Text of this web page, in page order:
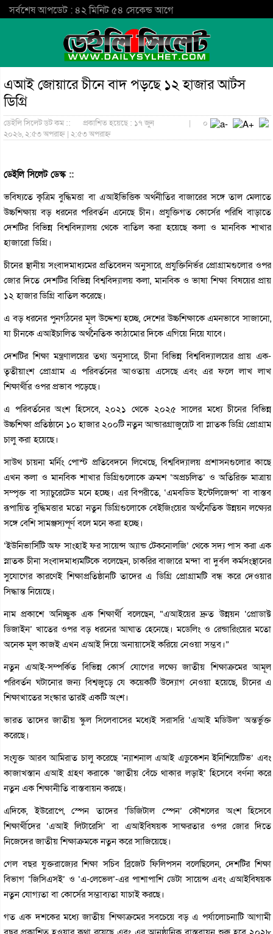
সর্বশেষ আপডেট : ৪২ মিনিট ৫৪ সেকেন্ড আগে
এআই জোয়ারে চীনে বাদ পড়ছে ১২ হাজার আর্টস
ডিগ্রি
ডেইলি সিলেট ডট কম ::
প্রকাশিত হয়েছে : ১৭ জুন
২০২৬, ২:৫৩ অপরাহ্ন | ২:৫৩ অপরাহ্ন
| ০
ডেইলি সিলেট ডেস্ক ::
ভবিষ্যতে কৃত্রিম বুদ্ধিমত্তা বা এআইভিত্তিক অর্থনীতির বাজারের সঙ্গে তাল মেলাতে
উচ্চশিক্ষায় বড় ধরনের পরিবর্তন এনেছে চীন। প্রযুক্তিগত কোর্সের পরিধি বাড়াতে
দেশটির বিভিন্ন বিশ্ববিদ্যালয় থেকে বাতিল করা হয়েছে কলা ও মানবিক শাখার
হাজারো ডিগ্রি।
চীনের স্থানীয় সংবাদমাধ্যমের প্রতিবেদন অনুসারে, প্রযুক্তিনির্ভর প্রোগ্রামগুলোর ওপর
জোর দিতে দেশটির বিভিন্ন বিশ্ববিদ্যালয় কলা, মানবিক ও ভাষা শিক্ষা বিষয়ের প্রায়
১২ হাজার ডিগ্রি বাতিল করেছে।
এ বড় ধরনের পুনর্গঠনের মূল উদ্দেশ্য হচ্ছে, দেশের উচ্চশিক্ষাকে এমনভাবে সাজানো,
যা চীনকে এআইচালিত অর্থনৈতিক কাঠামোর দিকে এগিয়ে নিয়ে যাবে।
দেশটির শিক্ষা মন্ত্রণালয়ের তথ্য অনুসারে, চীনা বিভিন্ন বিশ্ববিদ্যালয়ের প্রায় এক-
তৃতীয়াংশ প্রোগ্রাম এ পরিবর্তনের আওতায় এসেছে এবং এর ফলে লাখ লাখ
শিক্ষার্থীর ওপর প্রভাব পড়েছে।
এ পরিবর্তনের অংশ হিসেবে, ২০২১ থেকে ২০২৫ সালের মধ্যে চীনের বিভিন্ন
উচ্চশিক্ষা প্রতিষ্ঠানে ১০ হাজার ২০০টি নতুন আন্ডারগ্রাজুয়েট বা স্নাতক ডিগ্রি প্রোগ্রাম
চালু করা হয়েছে।
সাউথ চায়না মর্নিং পোস্ট প্রতিবেদনে লিখেছে, বিশ্ববিদ্যালয় প্রশাসনগুলোর কাছে
এখন কলা ও মানবিক শাখার ডিগ্রিগুলোকে ক্রমশ ‘অপ্রচলিত’ ও অতিরিক্ত মাত্রায়
সম্পৃক্ত বা স্যাচুরেটেড মনে হচ্ছে। এর বিপরীতে, ‘এমবডিড ইন্টেলিজেন্স’ বা বাস্তব
রূপায়িত বুদ্ধিমত্তার মতো নতুন ডিগ্রিগুলোকে বেইজিংয়ের অর্থনৈতিক উন্নয়ন লক্ষ্যের
সঙ্গে বেশি সামঞ্জস্যপূর্ণ বলে মনে করা হচ্ছে।
‘ইউনিভার্সিটি অফ সাংহাই ফর সায়েন্স অ্যান্ড টেকনোলজি’ থেকে সদ্য পাস করা এক
স্নাতক চীনা সংবাদমাধ্যমটিকে বলেছেন, চাকরির বাজারে মন্দা বা দুর্বল কর্মসংস্থানের
সুযোগের কারণেই শিক্ষাপ্রতিষ্ঠানটি তাদের এ ডিগ্রি প্রোগ্রামটি বন্ধ করে দেওয়ার
সিদ্ধান্ত নিয়েছে।
নাম প্রকাশে অনিচ্ছুক এক শিক্ষার্থী বলেছেন, “এআইয়ের দ্রুত উন্নয়ন ‘প্রোডাক্ট
ডিজাইন’ খাতের ওপর বড় ধরনের আঘাত হেনেছে। মডেলিং ও রেন্ডারিংয়ের মতো
অনেক মূল কাজই এখন এআই দিয়ে অনায়াসেই করিয়ে নেওয়া সম্ভব।”
নতুন এআই-সম্পর্কিত বিভিন্ন কোর্স যোগের লক্ষ্যে জাতীয় শিক্ষাক্রমের আমূল
পরিবর্তন ঘটানোর জন্য বিশ্বজুড়ে যে কয়েকটি উদ্যোগ নেওয়া হয়েছে, চীনের এ
শিক্ষাখাতের সংস্কার তারই একটি অংশ।
ভারত তাদের জাতীয় স্কুল সিলেবাসের মধ্যেই সরাসরি ‘এআই মডিউল’ অন্তর্ভুক্ত
করেছে।
সংযুক্ত আরব আমিরাত চালু করেছে ‘ন্যাশনাল এআই এডুকেশন ইনিশিয়েটিভ’ এবং
কাজাখস্তান এআই গ্রহণ করাকে ‘জাতীয় বেঁচে থাকার লড়াই’ হিসেবে বর্ণনা করে
নতুন এক শিক্ষানীতি বাস্তবায়ন করছে।
এদিকে, ইউরোপে, স্পেন তাদের ‘ডিজিটাল স্পেন’ কৌশলের অংশ হিসেবে
শিক্ষার্থীদের ‘এআই লিটারেসি’ বা এআইবিষয়ক সাক্ষরতার ওপর জোর দিতে
নিজেদের জাতীয় শিক্ষাক্রমকে নতুন করে সাজিয়েছে।
গেল বছর যুক্তরাজ্যের শিক্ষা সচিব ব্রিজেট ফিলিপসন বলেছিলেন, দেশটির শিক্ষা
বিভাগ ‘জিসিএসই’ ও ‘এ-লেভেল’-এর পাশাপাশি ডেটা সায়েন্স এবং এআইবিষয়ক
নতুন যোগ্যতা বা কোর্সের সম্ভাব্যতা যাচাই করছে।
গত এক দশকের মধ্যে জাতীয় শিক্ষাক্রমের সবচেয়ে বড় এ পর্যালোচনাটি আগামী